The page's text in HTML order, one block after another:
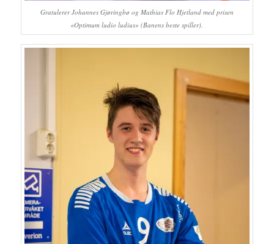
Gratulerer Johannes Gjøringbø og Mathias Flo Hjetland med prisen
«Optimum ludio ludius» (Banens beste spiller).